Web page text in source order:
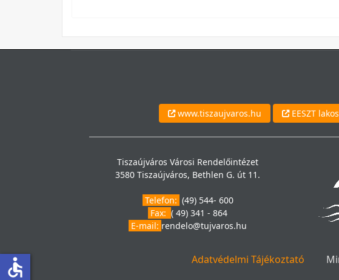
www.tiszaujvaros.hu EESZT
Tiszaújváros Városi Rendelőintézet
3580 Tiszaújváros, Bethlen G. út 11.
Telefon: (49) 544- 600
Fax:( 49) 341 - 864
E-mail: rendelo@tujvaros.hu
Adatvédelmi Tájékoztató
accessible